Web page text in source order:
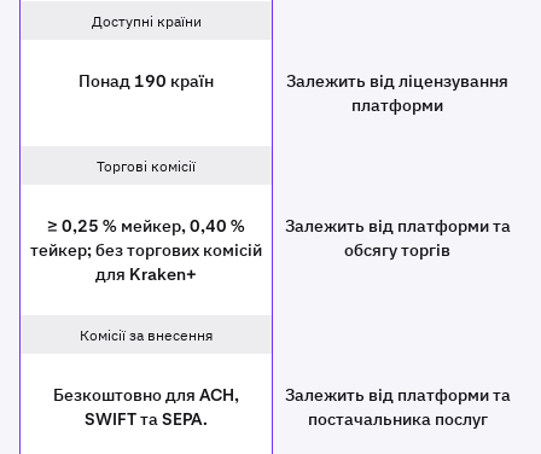
Доступні країни
Понад 190 країн
Залежить від ліцензування
платформи
Торгові комісії
≥ 0,25 % мейкер, 0,40 %
тейкер; без торгових комісій
для Kraken+
Залежить від платформи та
обсягу торгів
Комісії за внесення
Безкоштовно для ACH,
SWIFT та SEPA.
Залежить від платформи та
постачальника послуг